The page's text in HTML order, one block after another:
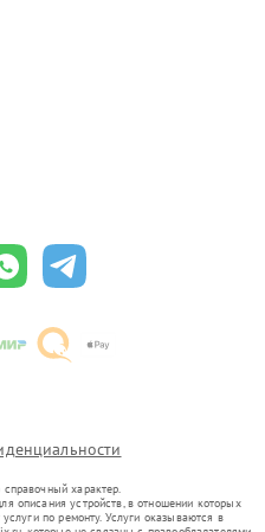
характер.
описания устройств, в отношении которых
по ремонту. Услуги оказываются в